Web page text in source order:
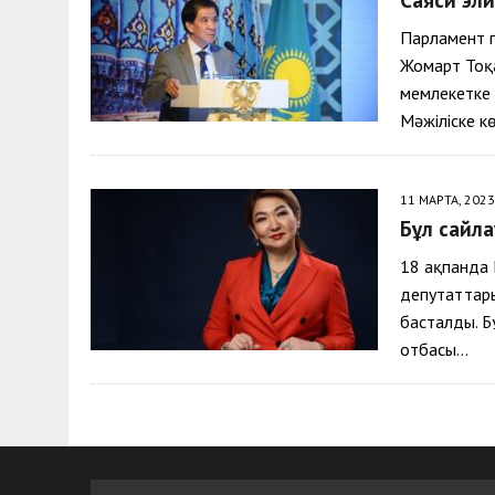
30 МАЯ, 2026 | ТҮСІНДІРУ ЖҰМЫСТАРЫ ЖҮРГІЗІЛДІ
Парламент
Жомарт
Мәжіліске
11 МАРТА, 2023
Бұл
18 ақпанда
басталды.
отбасы…